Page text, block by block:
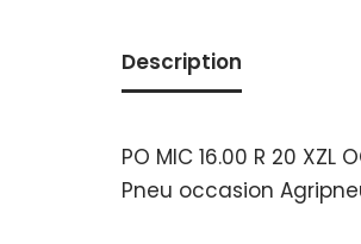
Description
PO MIC 16.00 R 20 XZL
Pneu occasion